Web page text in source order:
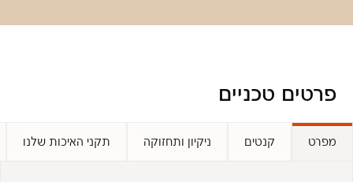
פרטים טכניים
מפרט קנטים ניקיון ותחזוקה תקני האיכות שלנו